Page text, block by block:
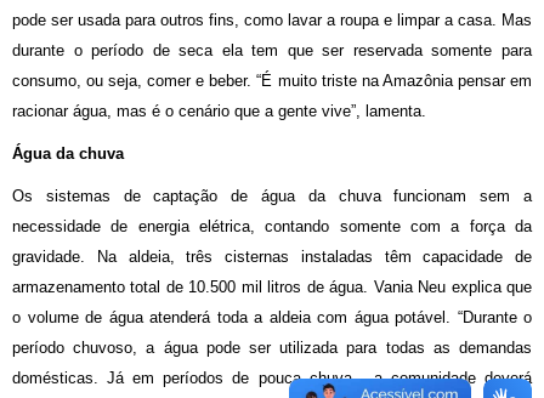
pode ser usada para outros fins, como lavar a roupa e limpar a casa. Mas
durante o período de seca ela tem que ser reservada somente para
consumo, ou seja, comer e beber. “É muito triste na Amazônia pensar em
racionar água, mas é o cenário que a gente vive”, lamenta.
Água da chuva
Os sistemas de captação de água da chuva funcionam sem a
necessidade de energia elétrica, contando somente com a força da
gravidade. Na aldeia, três cisternas instaladas têm capacidade de
armazenamento total de 10.500 mil litros de água. Vania Neu explica que
o volume de água atenderá toda a aldeia com água potável. “Durante o
período chuvoso, a água pode ser utilizada para todas as demandas
domésticas. Já em períodos de pouca chuva, a comunidade deverá